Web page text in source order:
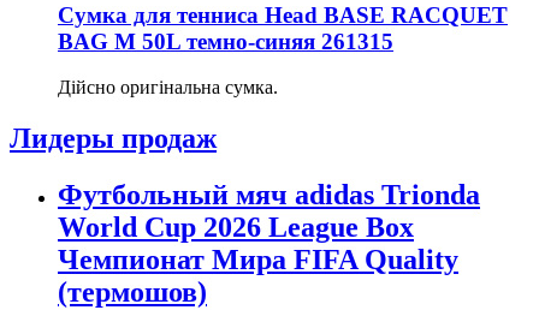
Сумка для тенниса Head BASE RACQUET
BAG M 50L темно-синяя 261315
Дійсно оригінальна сумка.
Лидеры продаж
Футбольный мяч adidas Trionda
World Cup 2026 League Box
Чемпионат Мира FIFA Quality
(термошов)